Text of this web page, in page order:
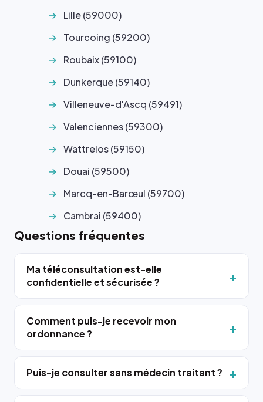
Lille (59000)
Tourcoing (59200)
Roubaix (59100)
Dunkerque (59140)
Villeneuve-d'Ascq (59491)
Valenciennes (59300)
Wattrelos (59150)
Douai (59500)
Marcq-en-Barœul (59700)
Cambrai (59400)
Questions fréquentes
Ma téléconsultation est-elle
confidentielle et sécurisée ?
Comment puis-je recevoir mon
ordonnance ?
Puis-je consulter sans médecin traitant ?